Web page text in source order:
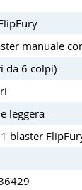
manuale
da 6 colpi)
leggera
blaster